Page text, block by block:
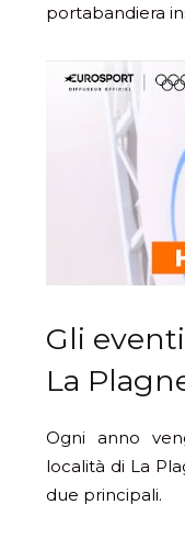
portabandiera
Gli
La
Ogni anno
località di La
due principali.